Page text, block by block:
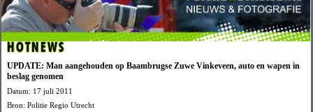
HOTNEWS
UPDATE: Man aangehouden op Baambrugse Zuwe Vinkeveen, auto en wapen in
beslag genomen
Datum: 17 juli 2011
Bron: Politie Regio Utrecht